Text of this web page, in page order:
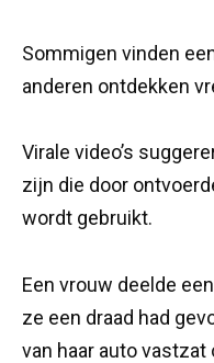
Sommigen vinden
anderen ontdekken
Virale video’s
zijn die door
wordt gebruikt.
Een vrouw deelde
ze een draad had
van haar auto vastzat